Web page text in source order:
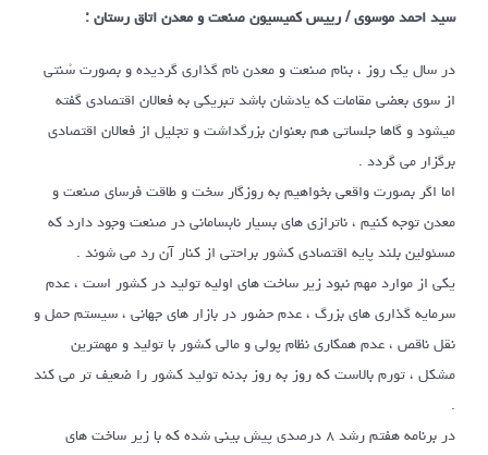
سید احمد موسوی / رییس کمیسیون صنعت و معدن اتاق رستان :
در سال یک روز ، بنام صنعت و معدن نام گذاری گردیده و بصورت سُنتی
از سوی بعضی مقامات که یادشان باشد تبریکی به فعالان اقتصادی گفته
میشود و گاها جلساتی هم بعنوان بزرگداشت و تجلیل از فعالان اقتصادی
برگزار می گردد .
اما اگر بصورت واقعی بخواهیم به روزگار سخت و طاقت فرسای صنعت و
معدن توجه کنیم ، ناترازی های بسیار نابسامانی در صنعت وجود دارد که
مسئولین بلند پایه اقتصادی کشور براحتی از کنار آن رد می شوند .
یکی از موارد مهم نبود زیر ساخت های اولیه تولید در کشور است ، عدم
سرمایه گذاری های بزرگ ، عدم حضور در بازار های جهانی ، سیستم حمل و
نقل ناقص ، عدم همکاری نظام پولی و مالی کشور با تولید و مهمترین
مشکل ، تورم بالاست که روز به روز بدنه تولید کشور را ضعیف تر می کند
.
در برنامه هفتم رشد ۸ درصدی پیش بینی شده که با زیر ساخت های